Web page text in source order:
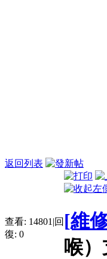
返回列表
查看: 14801 |回
復: 0
[維
喉